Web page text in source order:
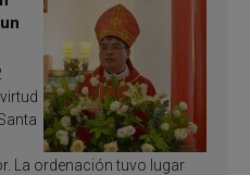
La ordenación tuvo lugar